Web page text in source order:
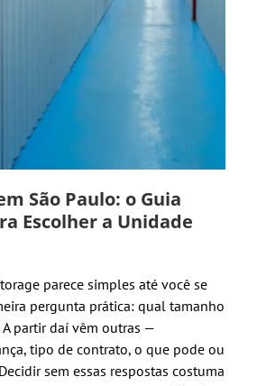
São Paulo: o Guia
Escolher a Unidade
parece simples até você se
pergunta prática: qual tamanho
partir daí vêm outras —
tipo de contrato, o que pode ou
sem essas respostas costuma